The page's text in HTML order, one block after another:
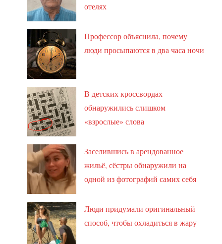
отелях
Профессор объяснила, почему
люди просыпаются в два часа ночи
В детских кроссвордах
обнаружились слишком
«взрослые» слова
Заселившись в арендованное
жильё, сёстры обнаружили на
одной из фотографий самих себя
Люди придумали оригинальный
способ, чтобы охладиться в жару